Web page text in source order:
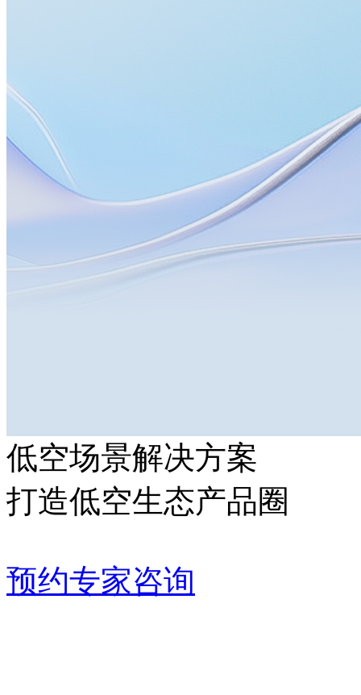
低空场景解决方案
打造低空生态产品圈
预约专家咨询